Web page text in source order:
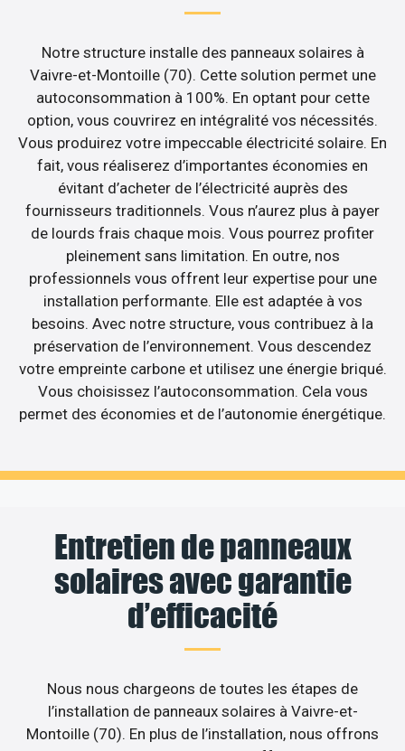
Notre structure installe des panneaux solaires à
Vaivre-et-Montoille (70). Cette solution permet une
autoconsommation à 100%. En optant pour cette
option, vous couvrirez en intégralité vos nécessités.
Vous produirez votre impeccable électricité solaire. En
fait, vous réaliserez d’importantes économies en
évitant d’acheter de l’électricité auprès des
fournisseurs traditionnels. Vous n’aurez plus à payer
de lourds frais chaque mois. Vous pourrez profiter
pleinement sans limitation. En outre, nos
professionnels vous offrent leur expertise pour une
installation performante. Elle est adaptée à vos
besoins. Avec notre structure, vous contribuez à la
préservation de l’environnement. Vous descendez
votre empreinte carbone et utilisez une énergie briqué.
Vous choisissez l’autoconsommation. Cela vous
permet des économies et de l’autonomie énergétique.
Entretien de panneaux
solaires avec garantie
d’efficacité
Nous nous chargeons de toutes les étapes de
l’installation de panneaux solaires à Vaivre-et-
Montoille (70). En plus de l’installation, nous offrons